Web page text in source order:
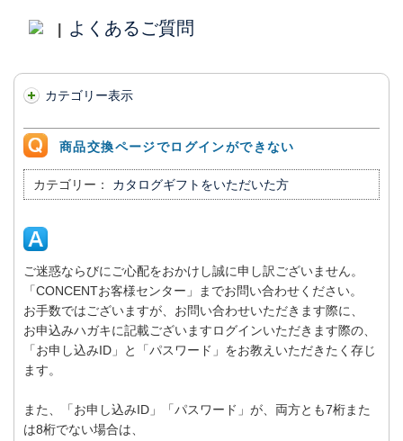
よくあるご質問
カテゴリー表示
商品交換ページでログインができない
カテゴリー： カタログギフトをいただいた方
ご迷惑ならびにご心配をおかけし誠に申し訳ございません。
「CONCENTお客様センター」までお問い合わせください。
お手数ではございますが、お問い合わせいただきます際に、
お申込みハガキに記載ございますログインいただきます際の、
「お申し込みID」と「パスワード」をお教えいただきたく存じ
ます。
また、「お申し込みID」「パスワード」が、両方とも7桁また
は8桁でない場合は、